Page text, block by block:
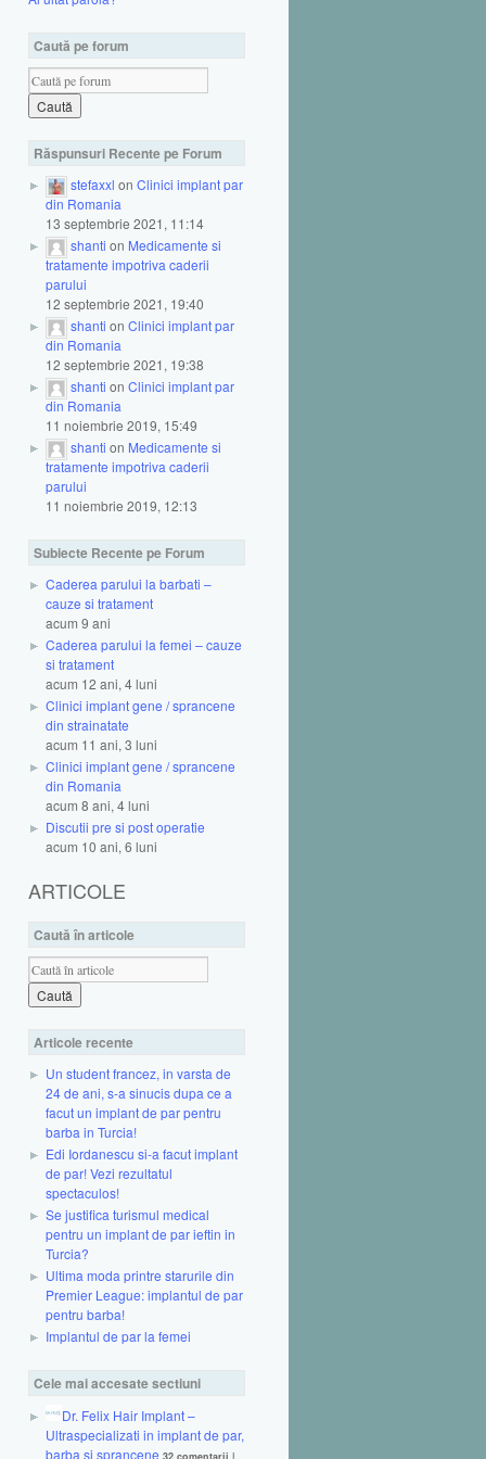
Caută pe forum
Răspunsuri Recente pe Forum
stefaxxl on Clinici implant par
din Romania
13 septembrie 2021, 11:14
shanti on Medicamente si
tratamente impotriva caderii
parului
12 septembrie 2021, 19:40
shanti on Clinici implant par
din Romania
12 septembrie 2021, 19:38
shanti on Clinici implant par
din Romania
11 noiembrie 2019, 15:49
shanti on Medicamente si
tratamente impotriva caderii
parului
11 noiembrie 2019, 12:13
Subiecte Recente pe Forum
Caderea parului la barbati –
cauze si tratament
acum 9 ani
Caderea parului la femei – cauze
si tratament
acum 12 ani, 4 luni
Clinici implant gene / sprancene
din strainatate
acum 11 ani, 3 luni
Clinici implant gene / sprancene
din Romania
acum 8 ani, 4 luni
Discutii pre si post operatie
acum 10 ani, 6 luni
ARTICOLE
Caută în articole
Articole recente
Un student francez, in varsta de
24 de ani, s-a sinucis dupa ce a
facut un implant de par pentru
barba in Turcia!
Edi Iordanescu si-a facut implant
de par! Vezi rezultatul
spectaculos!
Se justifica turismul medical
pentru un implant de par ieftin in
Turcia?
Ultima moda printre starurile din
Premier League: implantul de par
pentru barba!
Implantul de par la femei
Cele mai accesate sectiuni
Dr. Felix Hair Implant –
Ultraspecializati in implant de par,
barba si sprancene